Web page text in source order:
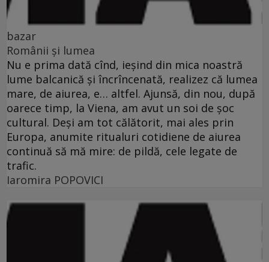
bazar
Românii şi lumea
Nu e prima dată cînd, ieşind din mica noastră
lume balcanică şi încrîncenată, realizez că lumea
mare, de aiurea, e… altfel. Ajunsă, din nou, după
oarece timp, la Viena, am avut un soi de şoc
cultural. Deşi am tot călătorit, mai ales prin
Europa, anumite ritualuri cotidiene de aiurea
continuă să mă mire: de pildă, cele legate de
trafic.
Iaromira POPOVICI